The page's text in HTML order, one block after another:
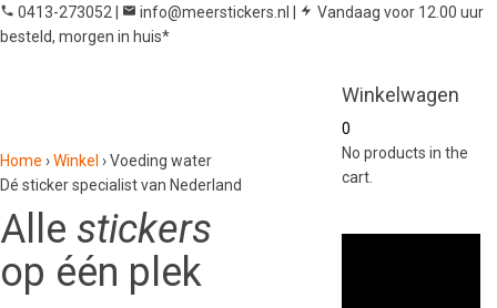
0413-273052 info@meerstickers.nl
Vandaag voor 12.00 uur
besteld, morgen in huis*
Winkelwagen
0
No products in the
cart.
Home ›Winkel ›Voeding water
Dé sticker specialist van Nederland
Alle stickers
op één plek